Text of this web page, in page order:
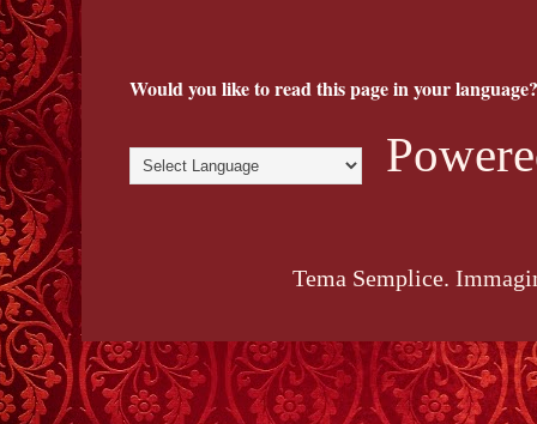
Would you like to read this page in your
Tema Semplice.